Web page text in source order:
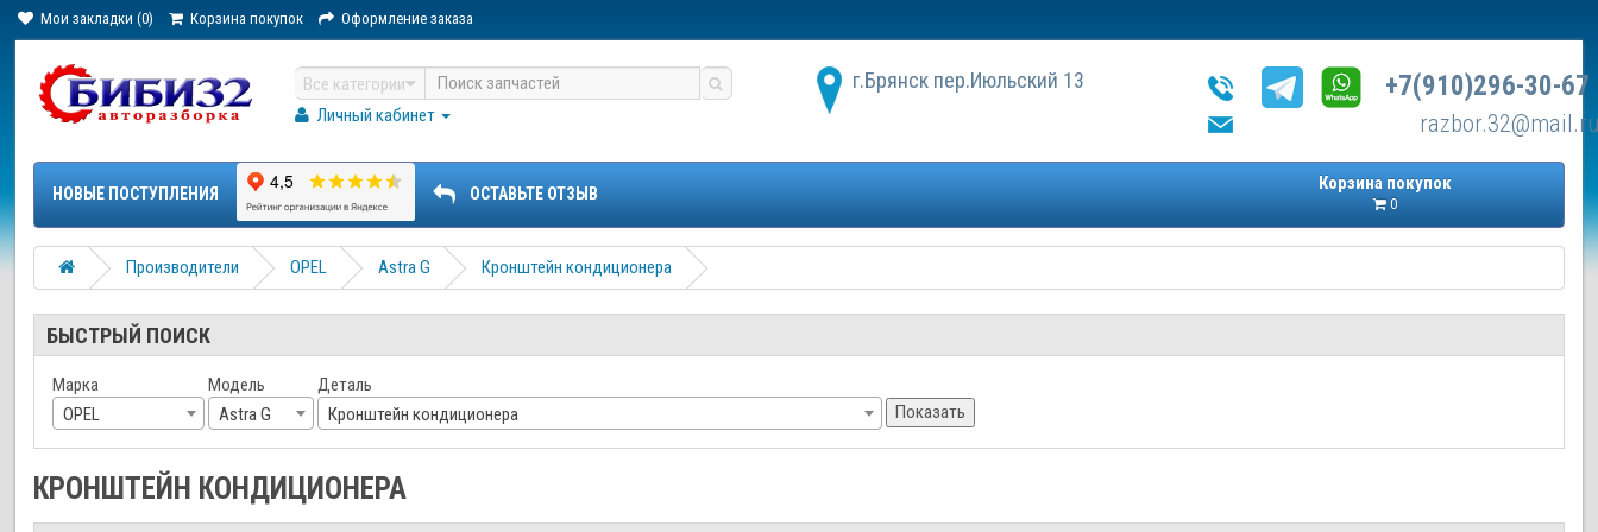
Мои закладки (0) Корзина покупок Оформление заказа
Все категории
Личный кабинет
г.Брянск пер.Июльский 13 +7(910)296-30-67
Корзина покупок
0
НОВЫЕ ПОСТУПЛЕНИЯ ОСТАВЬТЕ ОТЗЫВ
Производители OPEL Astra G Кронштейн кондиционера
БЫСТРЫЙ ПОИСК
Марка
OPEL
Модель
Astra G
Деталь
Кронштейн кондиционера
Показать
КРОНШТЕЙН КОНДИЦИОНЕРА